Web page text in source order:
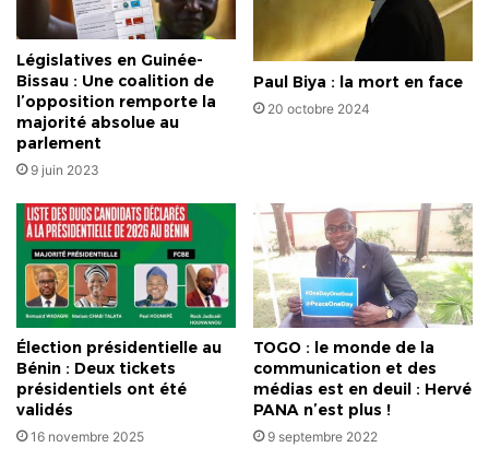
Législatives en Guinée-
Bissau : Une coalition de
l’opposition remporte la
majorité absolue au
parlement
9 juin 2023
Paul Biya : la mort en face
20 octobre 2024
Élection présidentielle au
Bénin : Deux tickets
présidentiels ont été
validés
16 novembre 2025
TOGO : le monde de la
communication et des
médias est en deuil : Hervé
PANA n’est plus !
9 septembre 2022